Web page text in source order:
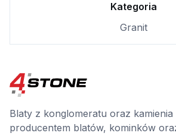
Kategoria
Granit
Blaty z konglomeratu oraz
producentem blatów, kominków